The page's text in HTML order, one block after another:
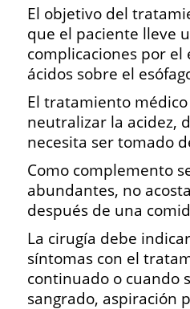
El objetivo del
que el paciente lleve
complicaciones por
ácidos sobre el
El tratamiento
neutralizar la acidez,
necesita ser tomado
Como complemento
abundantes, no
después de una
La cirugía debe
síntomas con el
continuado o cuando
sangrado, aspiración